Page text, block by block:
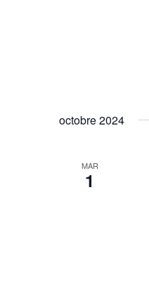
octobre 2024
MAR
1